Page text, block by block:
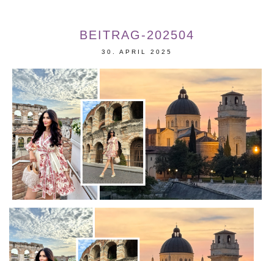
BEITRAG-202504
30. APRIL 2025